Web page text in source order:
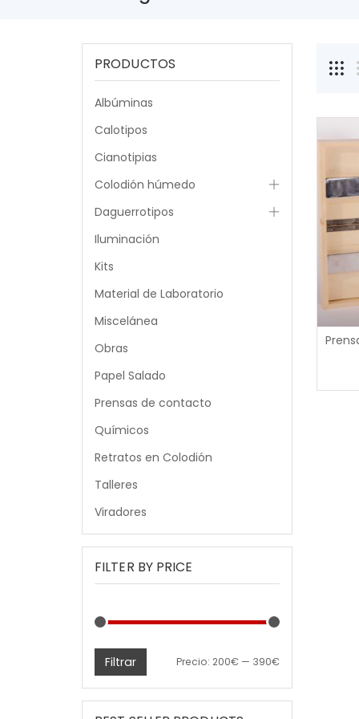
PRODUCTOS
Albúminas
Calotipos
Cianotipias
Colodión húmedo
Daguerrotipos
Iluminación
Kits
Material de Laboratorio
Miscelánea
Obras
Papel Salado
Prensas de contacto
Químicos
Retratos en Colodión
Talleres
Viradores
FILTER BY PRICE
Precio
mínimo
Precio
máximo
Filtrar Precio: 200€— 390€